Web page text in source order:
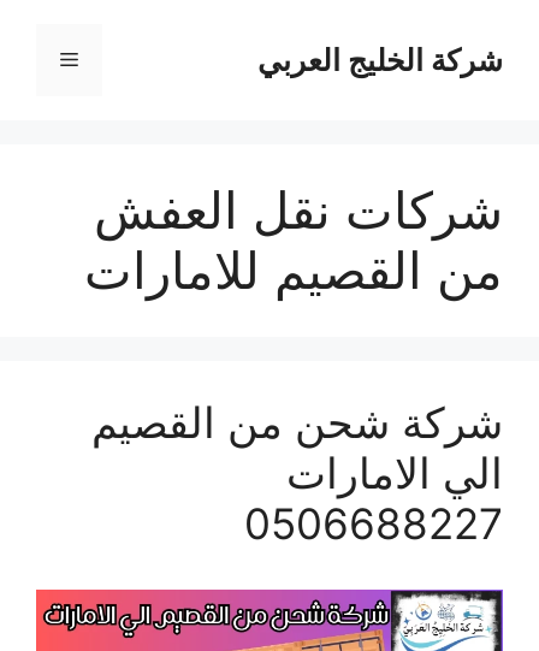
المحتوىشركة الخليج العربي القائمة
شركات نقل العفش
من القصيم للامارات
شركة شحن من القصيم
الي الامارات
0506688227